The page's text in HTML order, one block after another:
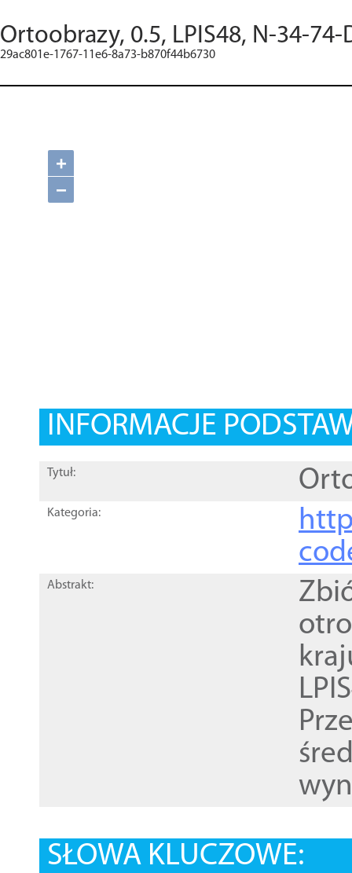
Ortoobrazy, 0.5, LPIS48, N-34-
29ac801e-1767-11e6-8a73-b870f44b6730
+
−
INFORMACJE
Tytuł:
Kategoria:
Abstrakt:
SŁOWA KLUCZOWE: